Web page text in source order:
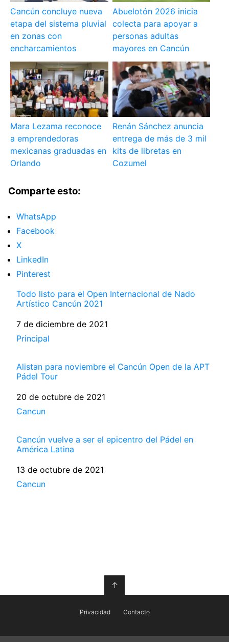
Cancún concluye nueva
etapa del sistema pluvial
en zonas con
encharcamientos
Abuelotón 2026 inicia
colecta para apoyar a
personas adultas
mayores en Cancún
Mara Lezama reconoce
a emprendedoras
mexicanas graduadas en
Orlando
Renán Sánchez anuncia
entrega de más de 3 mil
kits de libretas en
Cozumel
Comparte esto:
WhatsApp
Facebook
X
LinkedIn
Pinterest
Todo listo para el Open Internacional de Nado
Artístico Cancún 2021
Fecha
7 de diciembre de 2021
Respecto a
Principal
Alistan para noviembre el Cancún Open de la APT
Pádel Tour
Fecha
20 de octubre de 2021
Respecto a
Cancun
Cancún vuelve a ser el epicentro del Pádel en
América Latina
Fecha
13 de octubre de 2021
Respecto a
Cancun
↑
Privacidad Contacto